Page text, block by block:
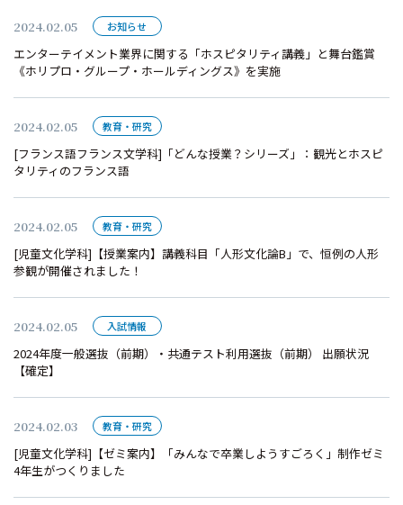
2024.02.05 お知らせ
エンターテイメント業界に関する「ホスピタリティ講義」と舞台鑑賞
《ホリプロ・グループ・ホールディングス》を実施
2024.02.05 教育・研究
[フランス語フランス文学科]「どんな授業？シリーズ」：観光とホスピ
タリティのフランス語
2024.02.05 教育・研究
[児童文化学科]【授業案内】講義科目「人形文化論B」で、恒例の人形
参観が開催されました！
2024.02.05 入試情報
2024年度一般選抜（前期）・共通テスト利用選抜（前期） 出願状況
【確定】
2024.02.03 教育・研究
[児童文化学科]【ゼミ案内】「みんなで卒業しようすごろく」制作ゼミ
4年生がつくりました